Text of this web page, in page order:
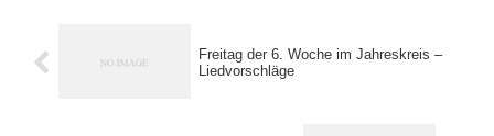
Freitag der 6. Woche im Jahreskreis –
Liedvorschläge